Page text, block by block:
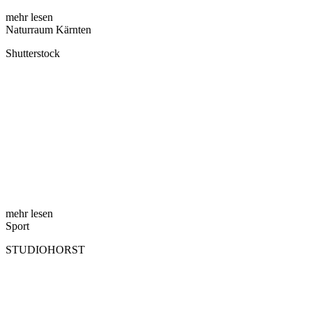
mehr lesen
Naturraum Kärnten
Shutterstock
mehr lesen
Sport
STUDIOHORST